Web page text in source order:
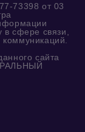
73398 от 03
сфере связи,
сайта